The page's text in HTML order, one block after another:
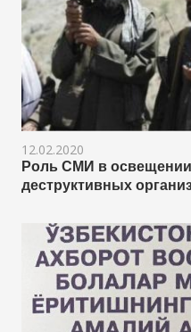
12.02.2020
Роль СМИ в освещении
деструктивных